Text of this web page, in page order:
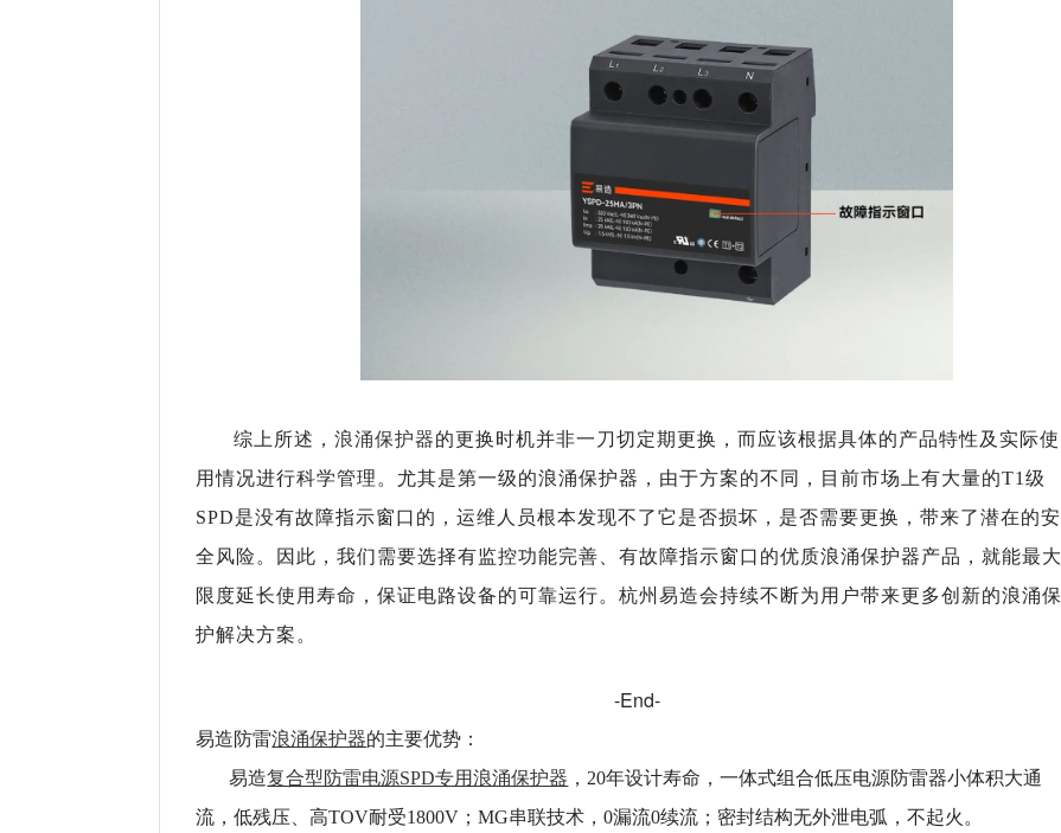
综上所述，浪涌保护器的更换时机并非一刀切定期更换，而应该根据具体的产品特性及实际使
用情况进行科学管理。尤其是第一级的浪涌保护器，由于方案的不同，目前市场上有大量的T1级
SPD是没有故障指示窗口的 ，运维人员根本发现不了它是否损坏，是否需要更换，带来了潜在的安
全风险。因此，我们需要选择有监控功能完善、有故障指示窗口的优质浪涌保护器产品，就能最大
限度延长使用寿命，保证电路设备的可靠运行。杭州易造会持续不断为用户带来更多创新的浪涌保
护解决方案。
-End-
易造防雷浪涌保护器的主要优势：
易造复合型防雷电源SPD专用浪涌保护器 ，20年设计寿命，一体式组合低压电源防雷器小体积大通
流，低残压、高TOV耐受1800V；MG串联技术，0漏流0续流；密封结构无外泄电弧，不起火。